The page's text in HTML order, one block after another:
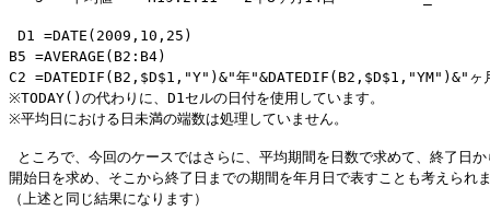
D1 =DATE(2009,10,25)
B5 =AVERAGE(B2:B4)
C2 =DATEDIF(B2,$D$1,"Y")&"年"&DATEDIF(B2,$D$1,"YM")&"ヶ
※TODAY()の代わりに、D1セルの日付を使用しています。
ところで、今回のケースではさらに、平均期間を日数で求めて、終了日
開始日を求め、そこから終了日までの期間を年月日で表すことも考えられ